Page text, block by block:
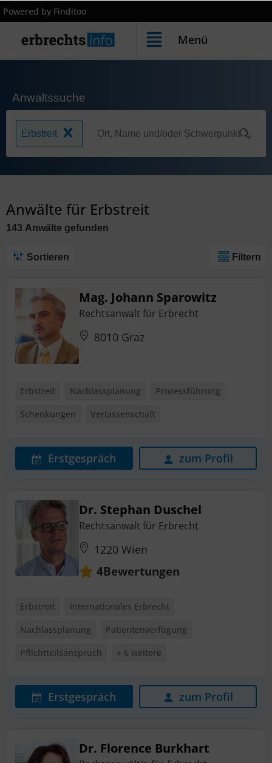
Powered by Finditoo
Menü
Anwaltssuche
Erbstreit
Anwälte für Erbstreit
143 Anwälte gefunden
Sortieren Filtern
Mag. Johann Sparowitz
Rechtsanwalt für Erbrecht
8010 Graz
Erbstreit Nachlassplanung
Prozessführung
Schenkungen
Verlassenschaft
Erstgespräch zum Profil
Dr. Stephan Duschel
Rechtsanwalt für Erbrecht
1220 Wien
4Bewertungen
Erbstreit
Internationales Erbrecht
Nachlassplanung
Patientenverfügung
Pflichtteilsanspruch
+ 6 weitere
Erstgespräch zum Profil
Dr. Florence Burkhart